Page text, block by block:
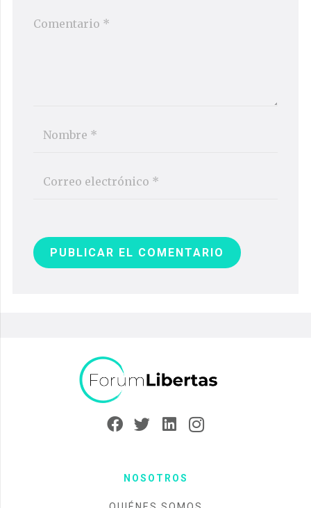
PUBLICAR EL COMENTARIO
NOSOTROS